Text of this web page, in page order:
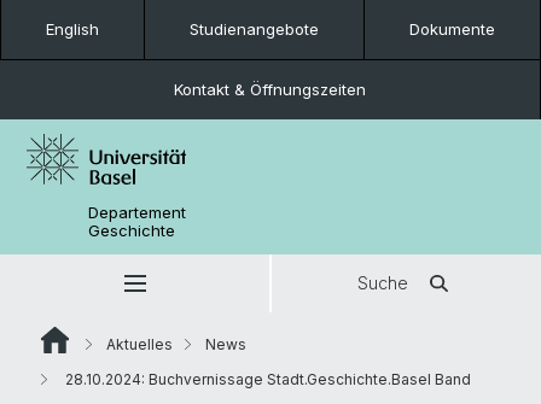
English Studienangebote Dokumente
Kontakt & Öffnungszeiten
Departement
Geschichte
Suche
Aktuelles
News
28.10.2024: Buchvernissage Stadt.Geschichte.Basel Band